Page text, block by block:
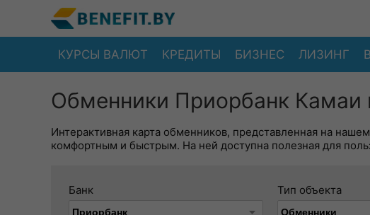
КУРСЫ ВАЛЮТ КРЕДИТЫ БИЗНЕС ЛИЗИНГ
Обменники Приорбанк Камаи
Интерактивная карта обменников, представленная на
комфортным и быстрым. На ней доступна полезная для
Банк Тип объекта